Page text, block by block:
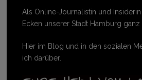
Als Online-Journalistin und
Ecken unserer Stadt Hamburg ganz
Hier im Blog und in den sozialen
ich darüber.